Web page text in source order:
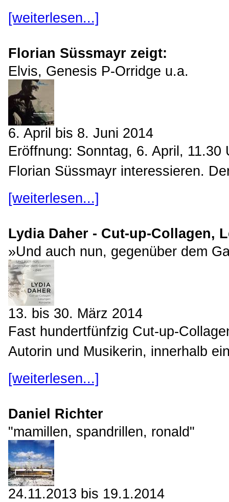
[weiterlesen...]
Florian Süssmayr zeigt:
Elvis, Genesis P-Orridge u.a.
6. April bis 8. Juni 2014
Eröffnung: Sonntag, 6. April,
Florian Süssmayr interessieren.
[weiterlesen...]
Lydia Daher - Cut-up-Collagen,
»Und auch nun, gegenüber dem
13. bis 30. März 2014
Fast hundertfünfzig Cut-up-
Autorin und Musikerin, innerhalb
[weiterlesen...]
Daniel Richter
"mamillen, spandrillen, ronald"
24.11.2013 bis 19.1.2014